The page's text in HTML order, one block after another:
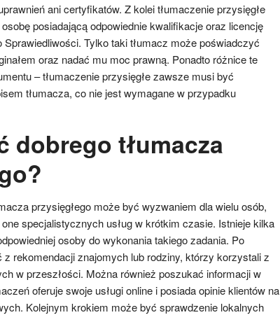
ani certyfikatów. Z kolei tłumaczenie przysięgłe
posiadającą odpowiednie kwalifikacje oraz licencję
Tylko taki tłumacz może poświadczyć
oraz nadać mu moc prawną. Ponadto różnice te
– tłumaczenie przysięgłe zawsze musi być
tłumacza, co nie jest wymagane w przypadku
dobrego tłumacza
przysięgłego może być wyzwaniem dla wielu osób,
specjalistycznych usług w krótkim czasie. Istnieje kilka
osoby do wykonania takiego zadania. Po
rekomendacji znajomych lub rodziny, którzy korzystali z
w przeszłości. Można również poszukać informacji w
oferuje swoje usługi online i posiada opinie klientów na
Kolejnym krokiem może być sprawdzenie lokalnych